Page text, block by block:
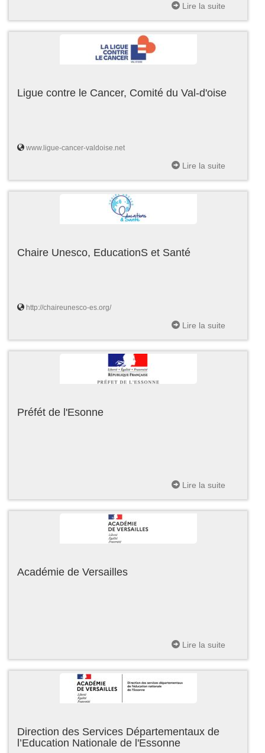
Lire la suite
Ligue contre le Cancer, Comité du Val-d'oise
www.ligue-cancer-valdoise.net
Lire la suite
Chaire Unesco, EducationS et Santé
http://chaireunesco-es.org/
Lire la suite
Préfét de l'Esonne
Lire la suite
Académie de Versailles
Lire la suite
Direction des Services Départementaux de
l’Education Nationale de l'Essonne